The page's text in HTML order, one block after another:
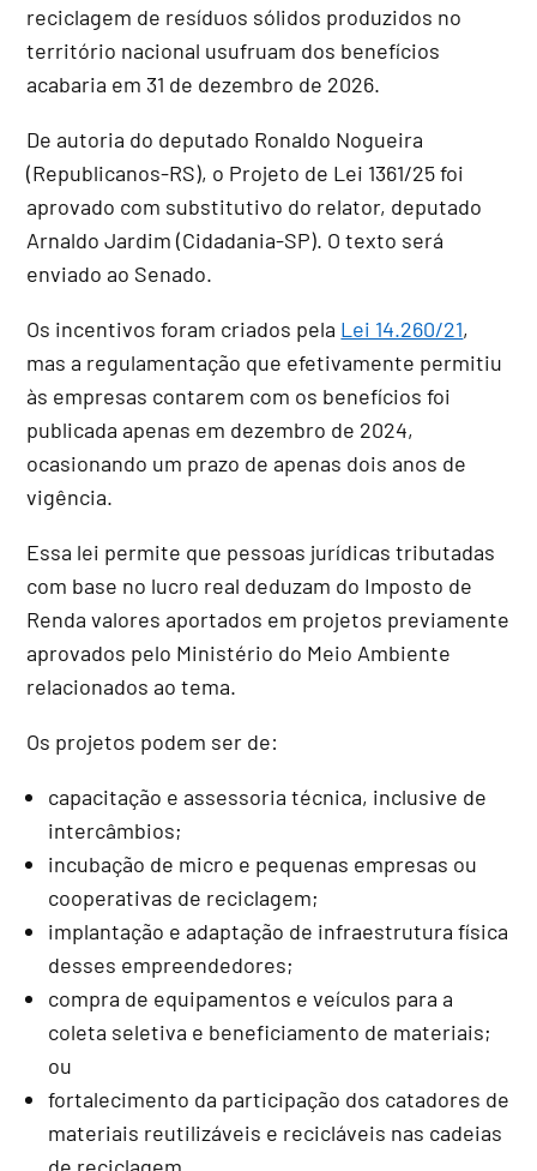
reciclagem de resíduos sólidos produzidos no
território nacional usufruam dos benefícios
acabaria em 31 de dezembro de 2026.
De autoria do deputado Ronaldo Nogueira
(Republicanos-RS), o Projeto de Lei 1361/25 foi
aprovado com substitutivo do relator, deputado
Arnaldo Jardim (Cidadania-SP). O texto será
enviado ao Senado.
Os incentivos foram criados pela Lei 14.260/21,
mas a regulamentação que efetivamente permitiu
às empresas contarem com os benefícios foi
publicada apenas em dezembro de 2024,
ocasionando um prazo de apenas dois anos de
vigência.
Essa lei permite que pessoas jurídicas tributadas
com base no lucro real deduzam do Imposto de
Renda valores aportados em projetos previamente
aprovados pelo Ministério do Meio Ambiente
relacionados ao tema.
Os projetos podem ser de:
capacitação e assessoria técnica, inclusive de
intercâmbios;
incubação de micro e pequenas empresas ou
cooperativas de reciclagem;
implantação e adaptação de infraestrutura física
desses empreendedores;
compra de equipamentos e veículos para a
coleta seletiva e beneficiamento de materiais;
ou
fortalecimento da participação dos catadores de
materiais reutilizáveis e recicláveis nas cadeias